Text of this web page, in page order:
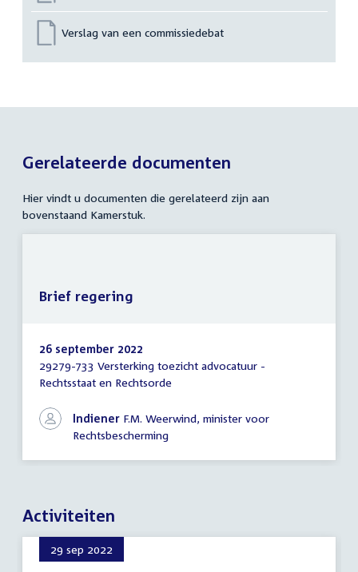
Verslag van een commissiedebat
Gerelateerde documenten
Hier vindt u documenten die gerelateerd zijn aan
bovenstaand Kamerstuk.
Brief
regering
26 september 2022
29279-733 Versterking toezicht advocatuur -
Rechtsstaat en Rechtsorde
Indiener F.M. Weerwind, minister voor
Rechtsbescherming
Brief regering
Activiteiten
29 sep 2022